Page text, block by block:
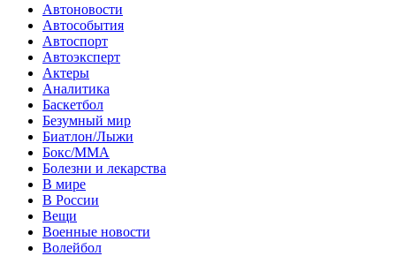
Автоновости
Автособытия
Автоспорт
Автоэксперт
Актеры
Аналитика
Баскетбол
Безумный мир
Биатлон/Лыжи
Бокс/MMA
Болезни и лекарства
В мире
В России
Вещи
Военные новости
Волейбол